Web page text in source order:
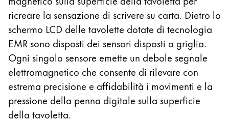
14.6 Zoll Galaxy Tab S10 Ultra
13.3 Zoll Galaxy Book Pro 360
15.6 Zoll Galaxy Book Pro 360
13.3 Zoll Galaxy Book2 Pro 360
15.6 Zoll Galaxy Book2 Pro 360
14 Zoll Galaxy Book3 Pro 360
16 Zoll Galaxy Book3 Pro 360
13.3 Zoll Galaxy Book3 360
ricreare la sensazione di scrivere su carta. Dietro lo
schermo LCD delle tavolette dotate di tecnologia
EMR sono disposti dei sensori disposti a griglia.
Ogni singolo sensore emette un debole segnale
elettromagnetico che consente di rilevare con
estrema precisione e affidabilità i movimenti e la
pressione della penna digitale sulla superficie
della tavoletta.